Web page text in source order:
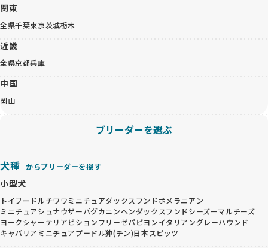
関東
全県千葉東京茨城栃木
近畿
全県京都兵庫
中国
岡山
ブリーダーを選ぶ
犬種 からブリーダーを探す
小型犬
トイプードルチワワミニチュアダックスフンドポメラニアン
ミニチュアシュナウザーパグカニンヘンダックスフンドシーズーマルチーズ
ヨークシャーテリアビションフリーゼパピヨンイタリアングレーハウンド
キャバリア ミニチュアプードル狆(チン)日本スピッツ